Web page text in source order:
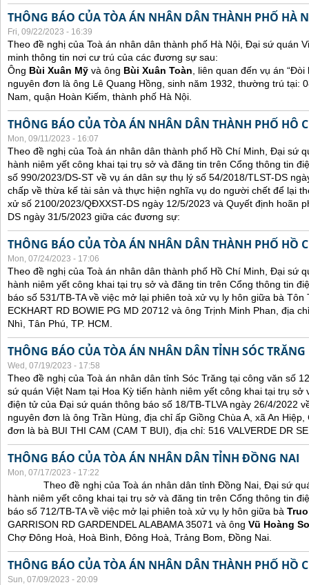
THÔNG BÁO CỦA TÒA ÁN NHÂN DÂN THÀNH PHỐ HÀ
Fri, 09/22/2023 - 16:39
Theo đề nghị của Toà án nhân dân thành phố Hà Nội, Đại sứ quán
minh thông tin nơi cư trú của các đương sự sau:
Ông Bùi Xuân Mỹ và ông Bùi Xuân Toàn , liên quan đến vụ án
nguyên đơn là ông Lê Quang Hồng, sinh năm 1932, thường trú tại:
Nam, quận Hoàn Kiếm, thành phố Hà Nội.
THÔNG BÁO CỦA TÒA ÁN NHÂN DÂN THÀNH PHỐ HÔ
Mon, 09/11/2023 - 16:07
Theo đề nghị của Toà án nhân dân thành phố Hồ Chí Minh, Đại sứ
hành niêm yết công khai tại trụ sở và đăng tin trên Cổng thông tin
số 990/2023/DS-ST về vụ án dân sự thụ lý số 54/2018/TLST-DS
chấp về thừa kế tài sản và thực hiện nghĩa vụ do người chết để lại
xử số 2100/2023/QĐXXST-DS ngày 12/5/2023 và Quyết định hoãn
DS ngày 31/5/2023 giữa các đương sự:
THÔNG BÁO CỦA TÒA ÁN NHÂN DÂN THÀNH PHỐ HỒ
Mon, 07/24/2023 - 17:06
Theo đề nghị của Toà án nhân dân thành phố Hồ Chí Minh, Đại sứ
hành niêm yết công khai tại trụ sở và đăng tin trên Cổng thông tin
báo số 531/TB-TA về việc mở lại phiên toà xử vụ ly hôn giữa bà Tôn
ECKHART RD BOWIE PG MD 20712 và ông Trịnh Minh Phan, địa
Nhì, Tân Phú, TP. HCM.
THÔNG BÁO CỦA TÒA ÁN NHÂN DÂN TỈNH SÓC TRĂNG
Wed, 07/19/2023 - 17:58
Theo đề nghị của Toà án nhân dân tỉnh Sóc Trăng tại công văn số
sứ quán Việt Nam tại Hoa Kỳ tiến hành niêm yết công khai tại trụ sở
điện tử của Đại sứ quán thông báo số 18/TB-TLVA ngày 26/4/2022
nguyên đơn là ông Trần Hùng, địa chỉ ấp Giồng Chùa A, xã An
đơn là bà BUI THI CAM (CAM T BUI), địa chỉ: 516 VALVERDE DR
THÔNG BÁO CỦA TÒA ÁN NHÂN DÂN TỈNH ĐỒNG NAI
Mon, 07/17/2023 - 17:22
Theo đề nghị của Toà án nhân dân tỉnh Đồng Nai, Đại sứ
hành niêm yết công khai tại trụ sở và đăng tin trên Cổng thông tin
báo số 712/TB-TA về việc mở lại phiên toà xử vụ ly hôn giữa bà
GARRISON RD GARDENDEL ALABAMA 35071 và ông Vũ Hoàng
Chợ Đông Hoà, Hoà Bình, Đông Hoà, Trảng Bom, Đồng Nai.
THÔNG BÁO CỦA TÒA ÁN NHÂN DÂN THÀNH PHỐ HỒ
Sun, 07/09/2023 - 20:09